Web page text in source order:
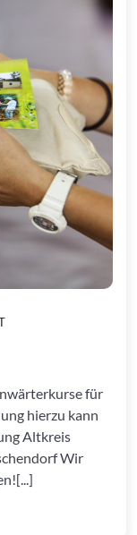
für
hierzu kann
Altkreis
Wir